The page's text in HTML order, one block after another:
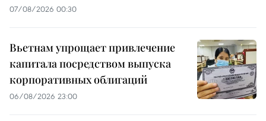
07/08/2026 00:30
Вьетнам упрощает привлечение
капитала посредством выпуска
корпоративных облигаций
06/08/2026 23:00